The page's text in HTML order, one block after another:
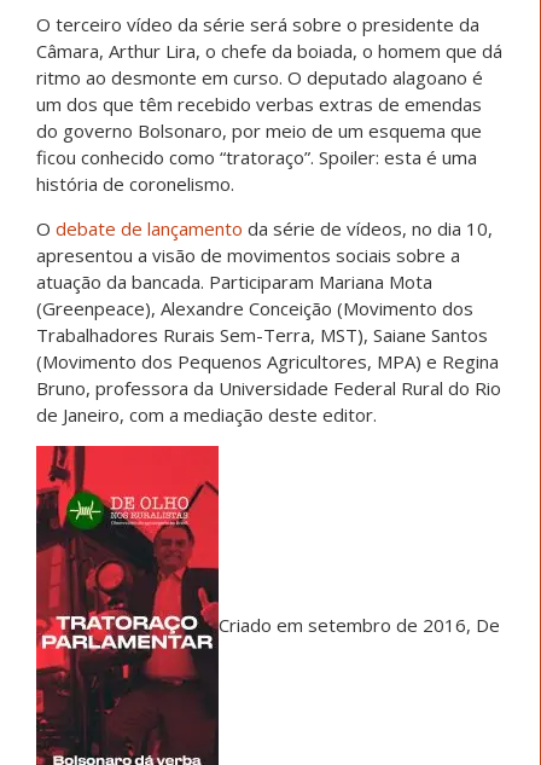
O terceiro vídeo da série será sobre o presidente da
Câmara, Arthur Lira, o chefe da boiada, o homem que dá
ritmo ao desmonte em curso. O deputado alagoano é
um dos que têm recebido verbas extras de emendas
do governo Bolsonaro, por meio de um esquema que
ficou conhecido como “tratoraço”. Spoiler: esta é uma
história de coronelismo.
O debate de lançamento da série de vídeos, no dia 10,
apresentou a visão de movimentos sociais sobre a
atuação da bancada. Participaram Mariana Mota
(Greenpeace), Alexandre Conceição (Movimento dos
Trabalhadores Rurais Sem-Terra, MST), Saiane Santos
(Movimento dos Pequenos Agricultores, MPA) e Regina
Bruno, professora da Universidade Federal Rural do Rio
de Janeiro, com a mediação deste editor.
Criado em setembro de 2016, De